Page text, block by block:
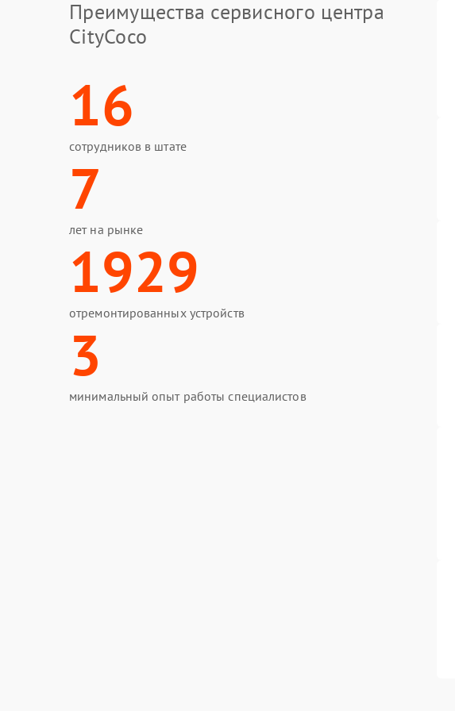
Преимущества сервисного центра
CityCoco
16
сотрудников в штате
7
лет на рынке
1929
отремонтированных устройств
3
минимальный опыт работы специалистов